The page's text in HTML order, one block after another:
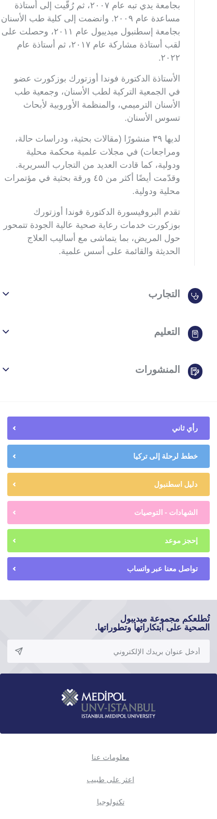
بجامعة يدي تبه عام ٢٠٠٧، ثم رُقّيت إلى أستاذة
مساعدة عام ٢٠٠٩. وانضمت إلى كلية طب الأسنان
بجامعة إسطنبول ميديبول عام ٢٠١١، وحصلت على
لقب أستاذة مشاركة عام ٢٠١٧، ثم أستاذة عام
٢٠٢٢.
الأستاذة الدكتورة فوندا أوزتورك بوزكورت عضو
في الجمعية التركية لطب الأسنان، وجمعية طب
الأسنان الترميمي، والمنظمة الأوروبية لأبحاث
تسوس الأسنان.
لديها ٣٩ منشورًا (مقالات بحثية، ودراسات حالة،
ومراجعات) في مجلات علمية محكمة محلية
ودولية، كما قادت العديد من التجارب السريرية.
وقدّمت أيضًا أكثر من ٤٥ ورقة بحثية في مؤتمرات
محلية ودولية.
تقدم البروفيسورة الدكتورة فوندا أوزتورك
بوزكورت خدمات رعاية صحية عالية الجودة تتمحور
حول المريض، بما يتماشى مع أساليب العلاج
الحديثة والقائمة على أسس علمية.
التجارب
التعليم
المنشورات
رأي ثاني
خطط لرحلة إلى تركيا
دليل اسطنبول
الشهادات - التوصيات
إحجز موعد
تواصل معنا عبر واتساب
تُطلعكم مجموعة ميديبول
الصحية على ابتكاراتها وتطوراتها.
معلومات عنا
اعثر على طبيب
تكنولوجيا